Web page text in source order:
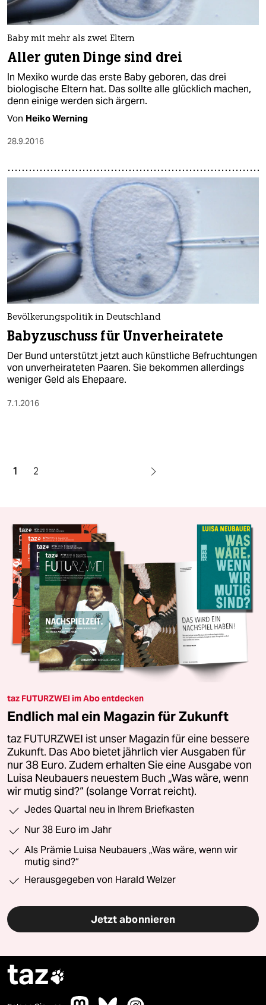
Baby mit mehr als zwei Eltern
Aller guten Dinge sind drei
In Mexiko wurde das erste Baby geboren, das drei
biologische Eltern hat. Das sollte alle glücklich machen,
denn einige werden sich ärgern.
Von Heiko Werning
28.9.2016
Bevölkerungspolitik in Deutschland
Babyzuschuss für Unverheiratete
Der Bund unterstützt jetzt auch künstliche Befruchtungen
von unverheirateten Paaren. Sie bekommen allerdings
weniger Geld als Ehepaare.
7.1.2016
1 2
taz FUTURZWEI im Abo entdecken
Endlich mal ein Magazin für Zukunft
taz FUTURZWEI ist unser Magazin für eine bessere
Zukunft. Das Abo bietet jährlich vier Ausgaben für
nur 38 Euro. Zudem erhalten Sie eine Ausgabe von
Luisa Neubauers neuestem Buch „Was wäre, wenn
wir mutig sind?“ (solange Vorrat reicht).
Jedes Quartal neu in Ihrem Briefkasten
Nur 38 Euro im Jahr
Als Prämie Luisa Neubauers „Was wäre, wenn wir
mutig sind?“
Herausgegeben von Harald Welzer
Jetzt abonnieren
taz